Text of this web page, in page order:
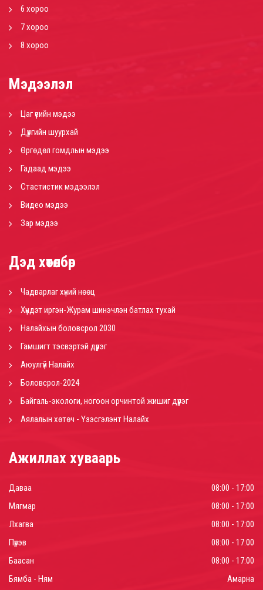
6 хороо
7 хороо
8 хороо
Мэдээлэл
Цаг үеийн мэдээ
Дүүргийн шуурхай
Өргөдөл гомдлын мэдээ
Гадаад мэдээ
Стастистик мэдээлэл
Видео мэдээ
Зар мэдээ
Дэд хөтөлбөр
Чадварлаг хүний нөөц
Хүндэт иргэн-Журам шинэчлэн батлах тухай
Налайхын боловсрол 2030
Гамшигт тэсвэртэй дүүрэг
Аюулгүй Налайх
Боловсрол-2024
Байгаль-экологи, ногоон орчинтой жишиг дүүрэг
Аялалын хөтөч - Үзэсгэлэнт Налайх
Ажиллах хуваарь
Даваа
08:00 - 17:00
Мягмар
08:00 - 17:00
Лхагва
08:00 - 17:00
Пүрэв
08:00 - 17:00
Баасан
08:00 - 17:00
Бямба - Ням
Амарна